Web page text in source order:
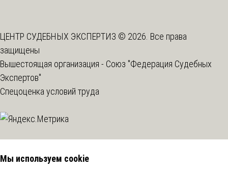
ЦЕНТР СУДЕБНЫХ ЭКСПЕРТИЗ © 2026. Все права
защищены
Вышестоящая организация - Союз "Федерация Судебных
Экспертов"
Спецоценка условий труда
Мы используем cookie